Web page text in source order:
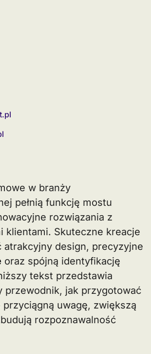
pełnią funkcję mostu
rozwiązania z
klientami. Skuteczne kreacje
atrakcyjny design, precyzyjne
oraz spójną identyfikację
tekst przedstawia
przewodnik, jak przygotować
uwagę, zwiększą
rozpoznawalność